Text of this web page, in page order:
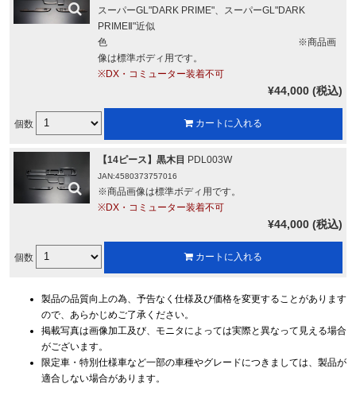
スーパーGL"DARK PRIME"、スーパーGL"DARK
PRIMEⅡ"近似
色 ※商品画
像は標準ボディ用です。
※DX・コミューター装着不可
¥44,000 (税込)
個数 カートに入れる
【14ピース】黒木目 PDL003W
JAN:4580373757016
※商品画像は標準ボディ用です。
※DX・コミューター装着不可
¥44,000 (税込)
個数 カートに入れる
製品の品質向上の為、予告なく仕様及び価格を変更することがあります
ので、あらかじめご了承ください。
掲載写真は画像加工及び、モニタによっては実際と異なって見える場合
がございます。
限定車・特別仕様車など一部の車種やグレードにつきましては、製品が
適合しない場合があります。